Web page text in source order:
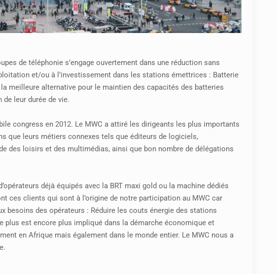
de téléphonie s’engage ouvertement dans une réduction sans
et/ou à l’investissement dans les stations émettrices : Batterie
meilleure alternative pour le maintien des capacités des batteries
leur durée de vie.
congress en 2012. Le MWC a attiré les dirigeants les plus importants
que leurs métiers connexes tels que éditeurs de logiciels,
des loisirs et des multimédias, ainsi que bon nombre de délégations
déjà équipés avec la BRT maxi gold ou la machine dédiés
ces clients qui sont à l’origine de notre participation au MWC car
besoins des opérateurs : Réduire les couts énergie des stations
est encore plus impliqué dans la démarche économique et
en Afrique mais également dans le monde entier. Le MWC nous a